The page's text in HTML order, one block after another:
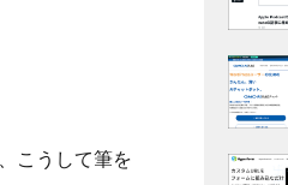
こうして筆を